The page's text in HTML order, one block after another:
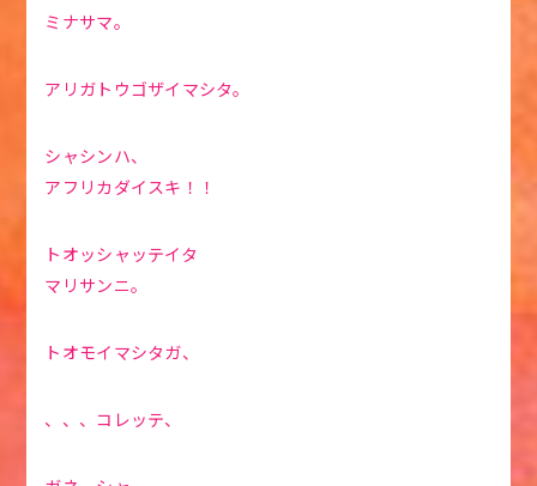
ミナサマ。
アリガトウゴザイマシタ。
シャシンハ、
アフリカダイスキ！！
トオッシャッテイタ
マリサンニ。
トオモイマシタガ、
、、、コレッテ、